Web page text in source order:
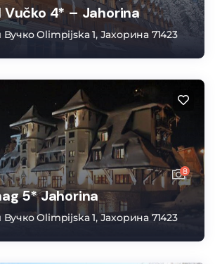
4* – Jahorina
Olimpijska 1, Јахорина 71423
8
5* Jahorina
Olimpijska 1, Јахорина 71423